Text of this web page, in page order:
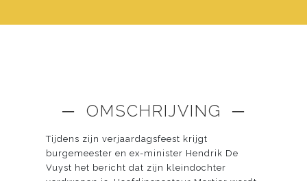
─ OMSCHRIJVING ─
Tijdens zijn verjaardagsfeest krijgt
burgemeester en ex-minister Hendrik De
Vuyst het bericht dat zijn kleindochter